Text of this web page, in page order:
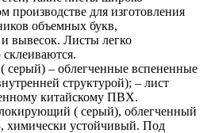
производстве для изготовления
объемных букв,
вывесок. Листы легко
– облегченные вспененные
структурой); – лист
китайскому ПВХ.
( серый), облегченный
химически устойчивый. Под